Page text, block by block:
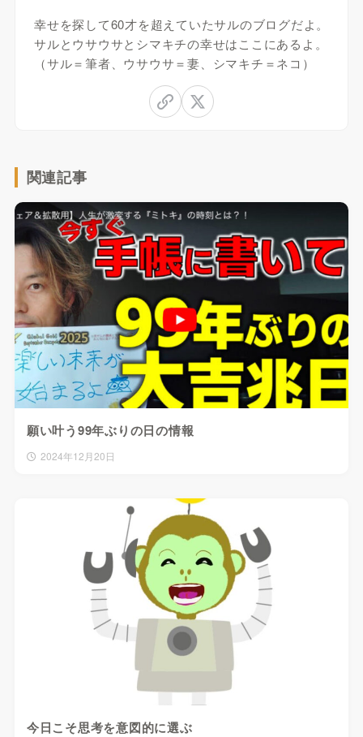
幸せを探して60才を超えていたサルのブログだよ。
サルとウサウサとシマキチの幸せはここにあるよ。
（サル＝筆者、ウサウサ＝妻、シマキチ＝ネコ）
関連記事
願い叶う99年ぶりの日の情報
2024年12月20日
今日こそ思考を意図的に選ぶ